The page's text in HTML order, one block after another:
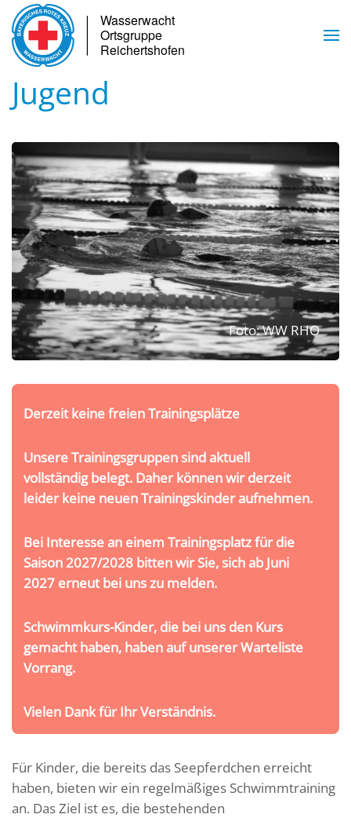
Skip to main content
Jugend
Foto: WW RHO
Derzeit keine freien Trainingsplätze
Unsere Trainingsgruppen sind aktuell
vollständig belegt. Daher können wir derzeit
leider keine neuen Trainingskinder aufnehmen.
Bei Interesse an einem Trainingsplatz für die
Saison 2027/2028 bitten wir Sie, sich ab Juni
2027 erneut bei uns zu melden.
Schwimmkurs-Kinder, die bei uns den Kurs
gemacht haben, haben auf unserer Warteliste
Vorrang.
Vielen Dank für Ihr Verständnis.
Für Kinder, die bereits das Seepferdchen erreicht
haben, bieten wir ein regelmäßiges Schwimmtraining
an. Das Ziel ist es, die bestehenden